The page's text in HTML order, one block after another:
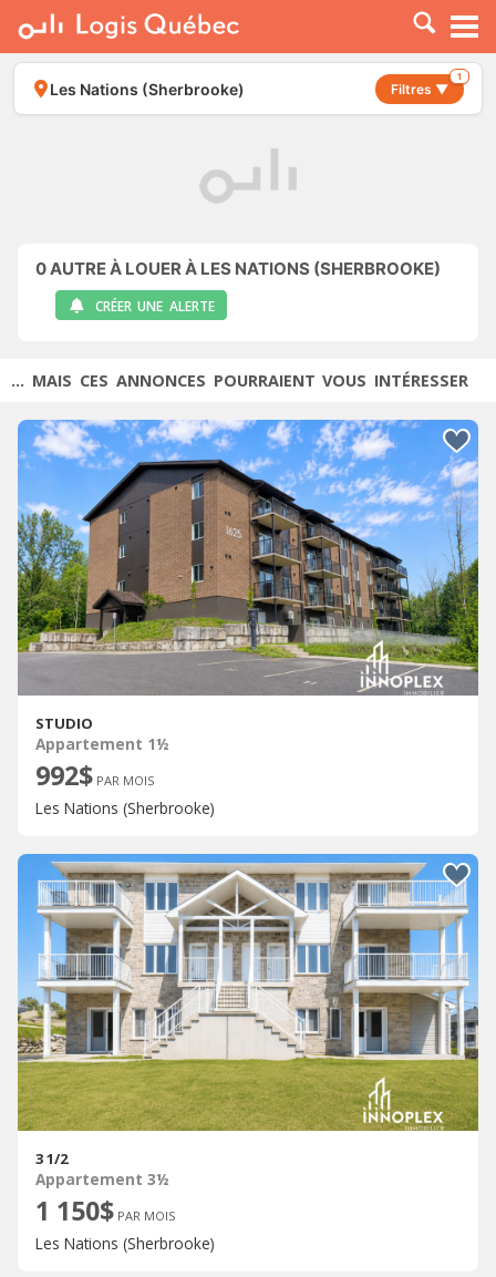
À LOUER
À VENDRE
PLACER UNE ANNONCE
Les Nations (Sherbrooke) Filtres ▼
1
0AUTRE À LOUER À LES NATIONS (SHERBROOKE)
CRÉER UNE ALERTE
... MAIS CES ANNONCES POURRAIENT VOUS INTÉRESSER
STUDIO
Appartement 1½
992$ PAR MOIS
Les Nations (Sherbrooke)
3 1/2
Appartement 3½
1 150$ PAR MOIS
Les Nations (Sherbrooke)